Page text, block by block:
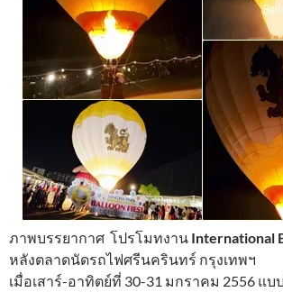
ภาพบรรยากาศ โปรโมทงาน International
หลังตลาดนัดรถไฟศรีนครินทร์ กรุงเทพฯ
เมื่อเสาร์-อาทิตย์ที่ 30-31 มกราคม 2556 แ